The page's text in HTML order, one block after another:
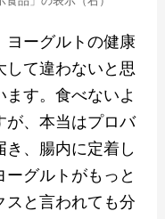
ヨーグルトの健康
して違わないと思
す。食べないよ
が、本当はプロバ
き、腸内に定着し
グルトがもっと
スと言われても分